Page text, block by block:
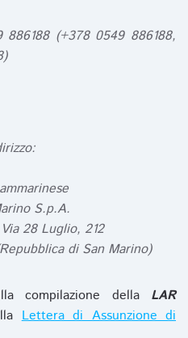
(+378 0549 886188,
S.p.A.
28 Luglio, 212
di San Marino)
compilazione della LAR
Lettera di Assunzione di